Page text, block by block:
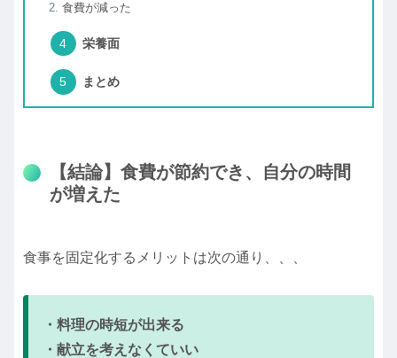
食費が減った
栄養面
まとめ
【結論】食費が節約でき、自分の時間
が増えた
食事を固定化するメリットは次の通り、、、
・料理の時短が出来る
・献立を考えなくていい